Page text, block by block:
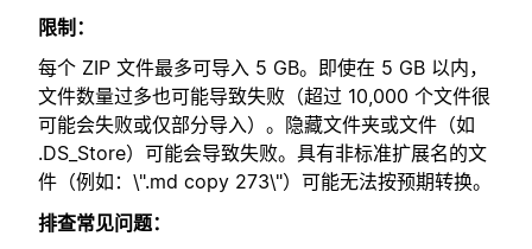
限制：
每个 ZIP 文件最多可导入 5 GB。即使在 5 GB 以内，
文件数量过多也可能导致失败（超过 10,000 个文件很
可能会失败或仅部分导入）。隐藏文件夹或文件（如
.DS_Store）可能会导致失败。具有非标准扩展名的文
件（例如：\".md copy 273\"）可能无法按预期转换。
排查常见问题：